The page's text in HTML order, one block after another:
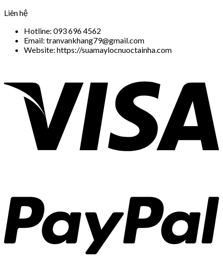
Liên hệ
Hotline: 093 696 4562
Email: tranvankhang79@gmail.com
Website: https://suamaylocnuoctainha.com